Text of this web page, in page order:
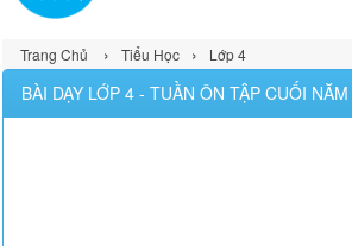
Trang Chủ › Tiểu Học › Lớp 4
BÀI DẠY LỚP 4 - TUẦN ÔN TẬP CUỐI NĂM